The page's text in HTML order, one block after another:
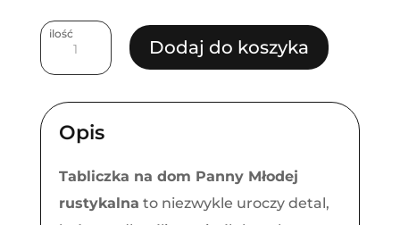
ilość
ilość
Tabliczka
dom
Panny
Młodej
rustykalna
Dodaj do koszyka
Opis
Tabliczka na dom Panny Młodej
rustykalna to niezwykle uroczy detal,